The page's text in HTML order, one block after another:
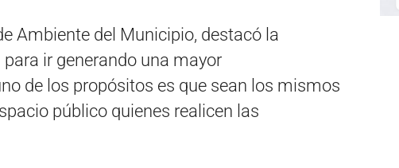
Ambiente del Municipio, destacó la
ir generando una mayor
de los propósitos es que sean los mismos
público quienes realicen las